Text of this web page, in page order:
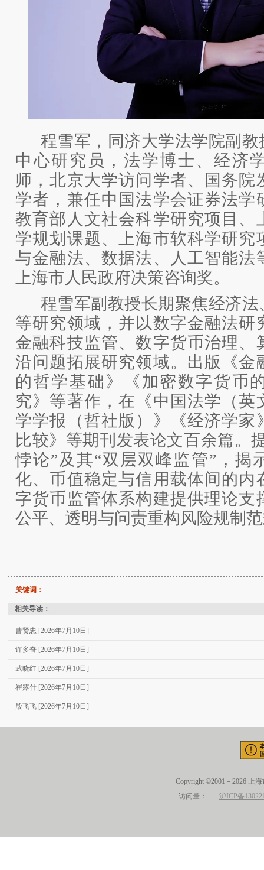
程雪军，同济大学法学院副
中心研究员，法学博士、经济
师，北京大学访问学者、国务院
学者，兼任中国法学会证券法学
教育部人文社会科学研究项目、
学规划课题、上海市软科学研究
与金融法、数据法、人工智能法
上海市人民政府决策咨询奖。
程雪军副教授长期聚焦经济
等研究领域，并以数字金融法研
金融科技监管、数字货币治理、
沿问题拓展研究领域。出版《金
的哲学基础》《加密数字货币
究》等著作，在《中国法学（英
学学报（哲社版）》《经济学家
比较》等期刊发表论文百余篇。
悖论”及其“双层双峰监管”，揭
化、币值稳定与信用载体间的内
字货币监管体系构建提供理论支
公平、透明与问责重构风险规制
关键词：
相关导读：
曹贤忠 [2026年7月10日]
许多奇 [2026年7月10日]
武晓红 [2026年7月10日]
崔露什 [2026年7月10日]
殷飞飞 [2026年7月10日]
Copyright ©2001－2026 上
访问量： 沪ICP备